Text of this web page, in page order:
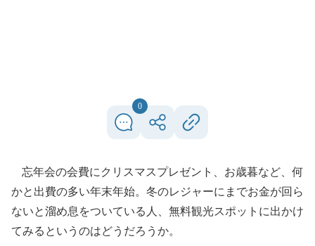
0
忘年会の会費にクリスマスプレゼント、お歳暮など、何
かと出費の多い年末年始。冬のレジャーにまでお金が回ら
ないと溜め息をついている人、無料観光スポットに出かけ
てみるというのはどうだろうか。